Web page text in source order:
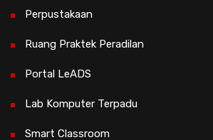
Perpustakaan
Ruang Praktek Peradilan
Portal LeADS
Lab Komputer Terpadu
Smart Classroom